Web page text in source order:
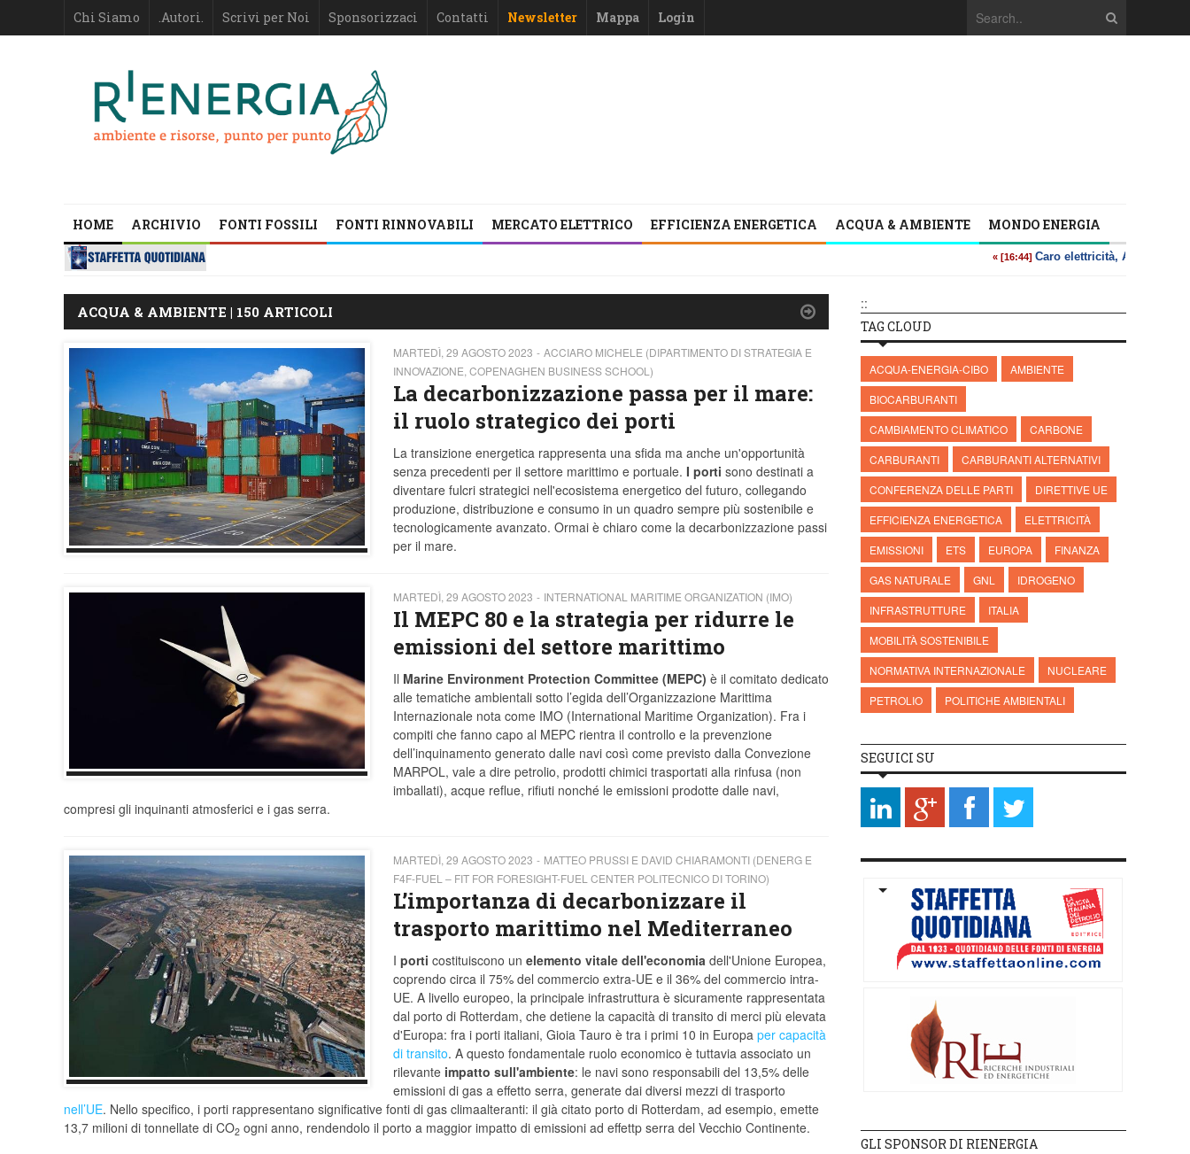
Chi Siamo .Autori. Scrivi per Noi Sponsorizzaci Contatti Newsletter Mappa Login
HOME ARCHIVIO FONTI FOSSILI FONTI RINNOVABILI MERCATO ELETTRICO EFFICIENZA ENERGETICA ACQUA & AMBIENTE MONDO ENERGIA
::
ACQUA & AMBIENTE | 150 ARTICOLI
MARTEDÌ, 29 AGOSTO 2023
ACCIARO MICHELE (DIPARTIMENTO DI STRATEGIA E
INNOVAZIONE, COPENAGHEN BUSINESS SCHOOL)
La decarbonizzazione passa per il mare:
il ruolo strategico dei porti
La transizione energetica rappresenta una sfida ma anche un'opportunità
senza precedenti per il settore marittimo e portuale. I porti sono destinati a
diventare fulcri strategici nell'ecosistema energetico del futuro, collegando
produzione, distribuzione e consumo in un quadro sempre più sostenibile e
tecnologicamente avanzato. Ormai è chiaro come la decarbonizzazione passi
per il mare.
MARTEDÌ, 29 AGOSTO 2023 INTERNATIONAL MARITIME ORGANIZATION (IMO)
Il MEPC 80 e la strategia per ridurre le
emissioni del settore marittimo
Il Marine Environment Protection Committee (MEPC) è il comitato dedicato
alle tematiche ambientali sotto l’egida dell’Organizzazione Marittima
Internazionale nota come IMO (International Maritime Organization). Fra i
compiti che fanno capo al MEPC rientra il controllo e la prevenzione
dell’inquinamento generato dalle navi così come previsto dalla Convezione
MARPOL, vale a dire petrolio, prodotti chimici trasportati alla rinfusa (non
imballati), acque reflue, rifiuti nonché le emissioni prodotte dalle navi,
compresi gli inquinanti atmosferici e i gas serra.
MARTEDÌ, 29 AGOSTO 2023
MATTEO PRUSSI E DAVID CHIARAMONTI (DENERG E
F4F-FUEL – FIT FOR FORESIGHT-FUEL CENTER POLITECNICO DI TORINO)
L’importanza di decarbonizzare il
trasporto marittimo nel Mediterraneo
I porti costituiscono un elemento vitale dell'economiadell'Unione Europea,
coprendo circa il 75% del commercio extra-UE e il 36% del commercio intra-
UE. A livello europeo, la principale infrastruttura è sicuramente rappresentata
dal porto di Rotterdam, che detiene la capacità di transito di merci più elevata
d'Europa: fra i porti italiani, Gioia Tauro è tra i primi 10 in Europa per capacità
di transito. A questo fondamentale ruolo economico è tuttavia associato un
rilevante impatto sull'ambiente: le navi sono responsabili del 13,5% delle
emissioni di gas a effetto serra, generate dai diversi mezzi di trasporto
nell’UE. Nello specifico, i porti rappresentano significative fonti di gas climaalteranti: il già citato porto di Rotterdam, ad esempio, emette
13,7 milioni di tonnellate di CO2 ogni anno, rendendolo il porto a maggior impatto di emissioni ad effettp serra del Vecchio Continente.
TAG CLOUD
ACQUA-ENERGIA-CIBO
AMBIENTE
BIOCARBURANTI
CAMBIAMENTO CLIMATICO
CARBONE
CARBURANTI
CARBURANTI ALTERNATIVI
CONFERENZA DELLE PARTI
DIRETTIVE UE
EFFICIENZA ENERGETICA
ELETTRICITÀ
EMISSIONI
ETS EUROPA
FINANZA
GAS NATURALE
GNL
IDROGENO
INFRASTRUTTURE
ITALIA
MOBILITÀ SOSTENIBILE
NORMATIVA INTERNAZIONALE
NUCLEARE
PETROLIO
POLITICHE AMBIENTALI
SEGUICI SU
GLI SPONSOR DI RIENERGIA